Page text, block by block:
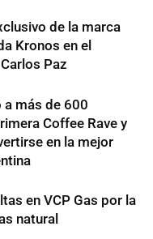
de la marca
Kronos en el
Paz
a más de 600
Coffee Rave y
en la mejor
en VCP Gas por la
natural